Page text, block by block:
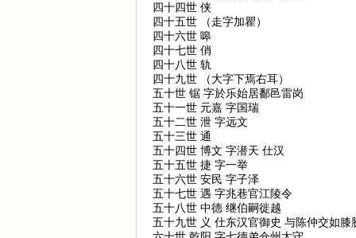
四十四世 侠
四十五世 （走字加瞿）
四十六世 嗥
四十七世 俏
四十八世 轨
四十九世 （大字下焉右耳）
五十世 锯 字於乐始居鄱邑雷岗
五十一世 元嘉 字国瑞
五十二世 泄 字远文
五十三世 通
五十四世 博文 字潜天 仕汉
五十五世 捷 字一举
五十六世 安民 字子泽
五十七世 遇 字兆巷官江陵令
五十八世 中德 继伯嗣徙越
五十九世 义 仕东汉官御史 与陈仲交如膝